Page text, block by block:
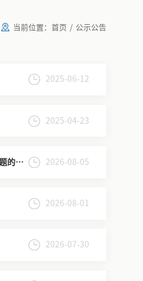
当前位置： 首页 / 公示公告
2025-06-12
2025-04-23
的通
2026-08-05
2026-08-01
2026-07-30